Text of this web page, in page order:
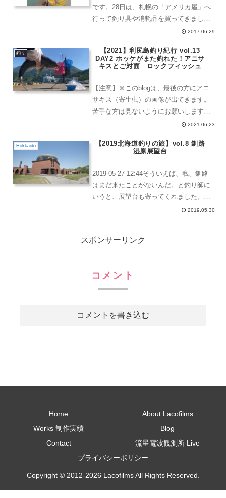
です。28日は、札幌の「アメリカ屋」へ
行って釣り具や消耗品を買ってきまし
た。そして、DAIWAのニューウェアを見
ア DAIWA RAINMAX デタッチャブル
レインスー...
2017.06.29
釣り
【2021】利尻島釣り紀行 vol.13
DAY2 ホッケがまた釣れた！アニサ
キスとご対面 ロックフィッシュ
【注意】※このblogは、最後の方にアニ
サキス（寄生虫）の画像が出てきます。
苦手な方は見ないようにお願いします。
2021-06-07 14:35 ハートランドフェリ
向かっていく。(14:35-16:15...
2021.06.23
Hokkaido
【2019北海道釣りの旅】vol.8 釧路
湿原展望台
2019-05-27 12:44そういえば、私、釧路
はまだ来たことがないんだ。と釣り師に
いうと、展望台も寄ってくれました。こ
の施設の中に入って、一番上に上がると
2100...
2019.05.30
スポンサーリンク
コメント
コメントを書き込む
Home
About Lacofilms
Works 制作実績
Blog
Contact
流星電波観測所 Live
プライバシーポリシー
Copyright © 2012-2026 Lacofilms All Rights Reserved.